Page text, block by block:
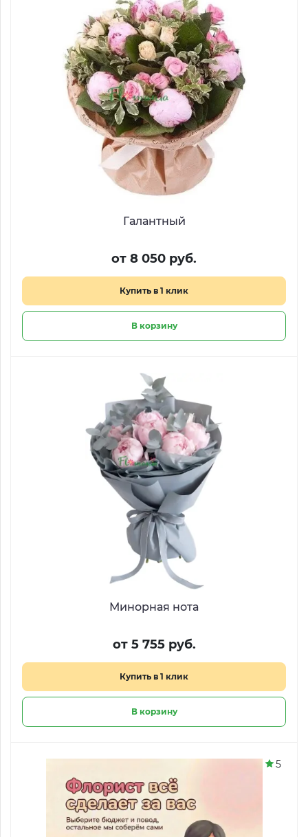
Галантный
от 8 050 руб.
Купить в 1 клик
В корзину
Минорная нота
от 5 755 руб.
Купить в 1 клик
В корзину
5